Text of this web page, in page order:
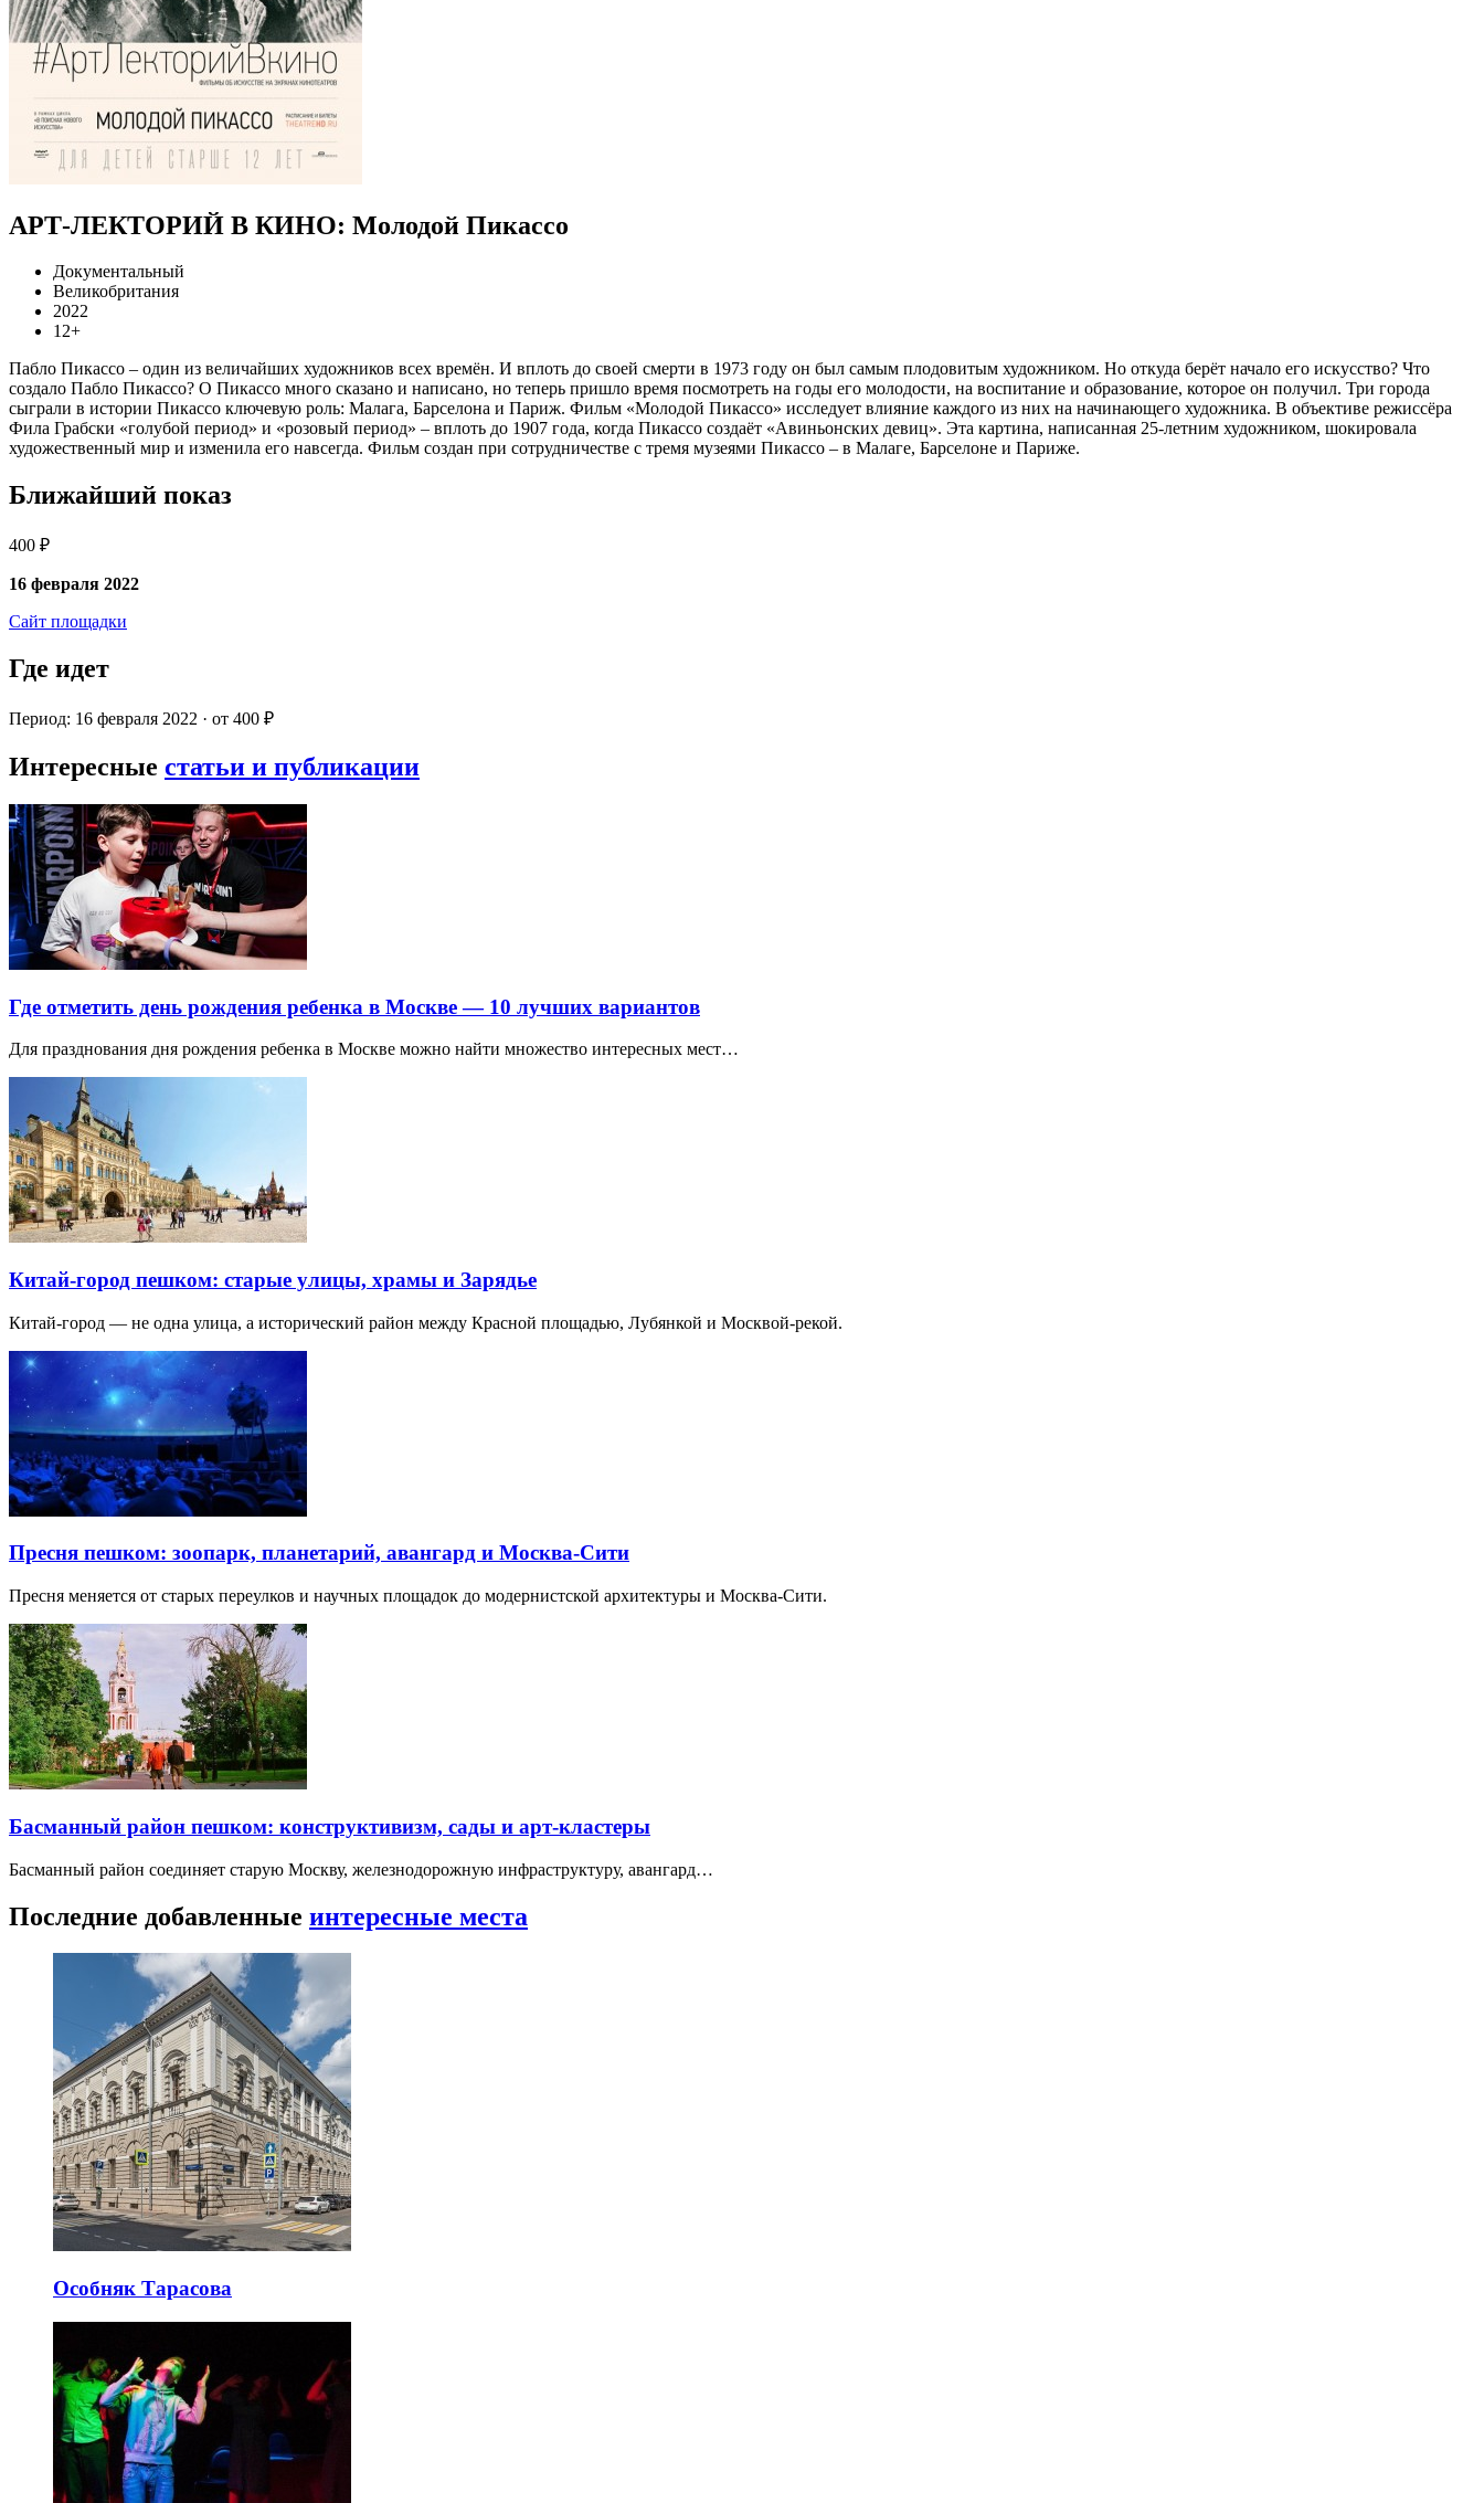
АРТ-ЛЕКТОРИЙ В КИНО: Молодой Пикассо
Документальный
Великобритания
2022
12+
Пабло Пикассо – один из величайших художников всех времён. И вплоть до своей смерти в 1973 году он был самым плодовитым художником. Но откуда берёт начало его искусство? Что
создало Пабло Пикассо? О Пикассо много сказано и написано, но теперь пришло время посмотреть на годы его молодости, на воспитание и образование, которое он получил. Три города
сыграли в истории Пикассо ключевую роль: Малага, Барселона и Париж. Фильм «Молодой Пикассо» исследует влияние каждого из них на начинающего художника. В объективе режиссёра
Фила Грабски «голубой период» и «розовый период» – вплоть до 1907 года, когда Пикассо создаёт «Авиньонских девиц». Эта картина, написанная 25-летним художником, шокировала
художественный мир и изменила его навсегда. Фильм создан при сотрудничестве с тремя музеями Пикассо – в Малаге, Барселоне и Париже.
Ближайший показ
400 ₽
16 февраля 2022
Сайт площадки
Где идет
Период: 16 февраля 2022 · от 400 ₽
Интересные статьи и публикации
Где отметить день рождения ребенка в Москве — 10 лучших вариантов
Для празднования дня рождения ребенка в Москве можно найти множество интересных мест…
Китай-город пешком: старые улицы, храмы и Зарядье
Китай-город — не одна улица, а исторический район между Красной площадью, Лубянкой и Москвой-рекой.
Пресня пешком: зоопарк, планетарий, авангард и Москва-Сити
Пресня меняется от старых переулков и научных площадок до модернистской архитектуры и Москва-Сити.
Басманный район пешком: конструктивизм, сады и арт-кластеры
Басманный район соединяет старую Москву, железнодорожную инфраструктуру, авангард…
Последние добавленные интересные места
Особняк Тарасова